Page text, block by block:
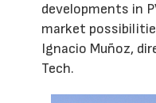
developments in
market
Ignacio Muñoz,
Tech.